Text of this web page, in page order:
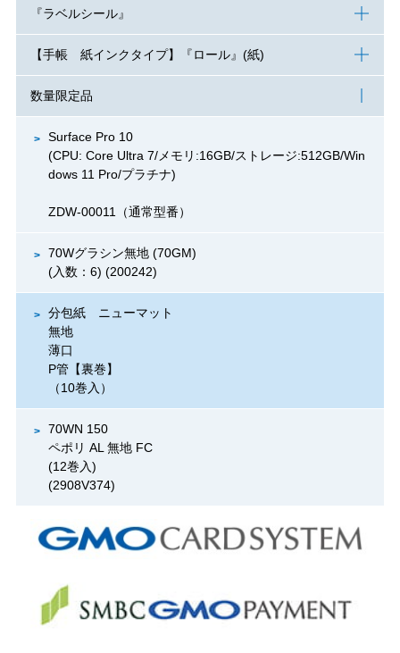
『ラベルシール』
【手帳 紙インクタイプ】『ロール』(紙)
数量限定品
Surface Pro 10
(CPU: Core Ultra 7/メモリ:16GB/ストレージ:512GB/Win
dows 11 Pro/プラチナ)
ZDW-00011（通常型番）
70Wグラシン無地 (70GM)
(入数：6) (200242)
分包紙 ニューマット
無地
薄口
P管【裏巻】
（10巻入）
70WN 150
ペポリ AL 無地 FC
(12巻入)
(2908V374)